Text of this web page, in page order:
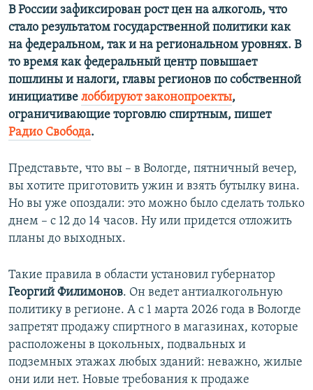
В России зафиксирован рост цен на алкоголь, что
стало результатом государственной политики как
на федеральном, так и на региональном уровнях. В
то время как федеральный центр повышает
пошлины и налоги, главы регионов по собственной
инициативе лоббируют законопроекты,
ограничивающие торговлю спиртным, пишет
Радио Свобода.
Представьте, что вы – в Вологде, пятничный вечер,
вы хотите приготовить ужин и взять бутылку вина.
Но вы уже опоздали: это можно было сделать только
днем – с 12 до 14 часов. Ну или придется отложить
планы до выходных.
Такие правила в области установил губернатор
Георгий Филимонов. Он ведет антиалкогольную
политику в регионе. А с 1 марта 2026 года в Вологде
запретят продажу спиртного в магазинах, которые
расположены в цокольных, подвальных и
подземных этажах любых зданий: неважно, жилые
они или нет. Новые требования к продаже